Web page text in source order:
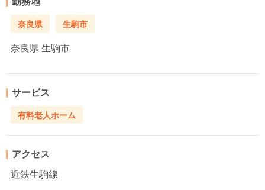
奈良県 生駒市
奈良県 生駒市
サービス
有料老人ホーム
アクセス
近鉄生駒線